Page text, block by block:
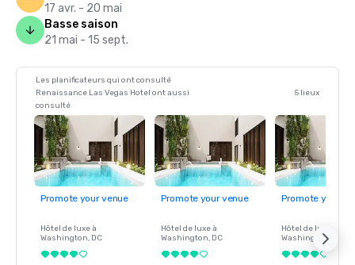
17 avr. - 20 mai
Basse saison
21 mai - 15 sept.
Les planificateurs qui ont consulté
Renaissance Las Vegas Hotel ont aussi
consulté
5 lieux
Promote your venue
Hôtel de luxe à
Washington, DC
Promote your venue
Hôtel de luxe à
Washington, DC
Promote your
Hôtel de luxe à
Washington